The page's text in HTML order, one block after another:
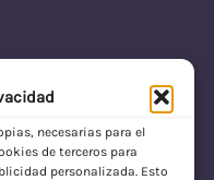
necesarias para el
de terceros para
personalizada. Esto
con Envío